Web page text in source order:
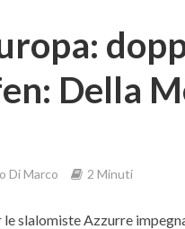
Della
Di Marco 2 Minuti
slalomiste Azzurre